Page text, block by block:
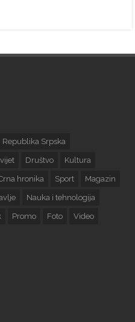
Republika Srpska
Društvo Kultura
hronika Sport Magazin
Nauka i tehnologija
Promo Foto Video